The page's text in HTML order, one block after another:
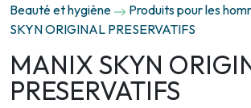
Beauté et hygiène
Produits pour les
SKYN ORIGINAL PRESERVATIFS
MANIX SKYN
PRESERVATIFS